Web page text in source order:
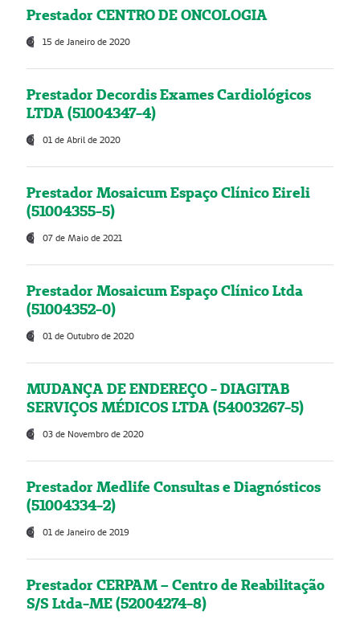
Prestador CENTRO DE ONCOLOGIA
15 de Janeiro de 2020
Prestador Decordis Exames Cardiológicos
LTDA (51004347-4)
01 de Abril de 2020
Prestador Mosaicum Espaço Clínico Eireli
(51004355-5)
07 de Maio de 2021
Prestador Mosaicum Espaço Clínico Ltda
(51004352-0)
01 de Outubro de 2020
MUDANÇA DE ENDEREÇO - DIAGITAB
SERVIÇOS MÉDICOS LTDA (54003267-5)
03 de Novembro de 2020
Prestador Medlife Consultas e Diagnósticos
(51004334-2)
01 de Janeiro de 2019
Prestador CERPAM – Centro de Reabilitação
S/S Ltda-ME (52004274-8)